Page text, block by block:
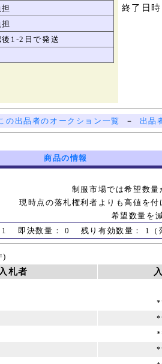
終了日時
後1-2日で発送
の出品者のオークション一覧 － 出品
商品の情報
制服市場では希望数
現時点の落札権利者よりも高値を
希望数量を
1 即決数量： 0 残り有効数量： 1（
)
入札者